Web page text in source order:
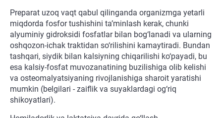
Preparat uzoq vaqt qabul qilinganda organizmga yetarli
miqdorda fosfor tushishini ta’minlash kerak, chunki
alyuminiy gidroksidi fosfatlar bilan bog‘lanadi va ularning
oshqozon-ichak traktidan so‘rilishini kamaytiradi. Bundan
tashqari, siydik bilan kalsiyning chiqarilishi ko‘payadi, bu
esa kalsiy-fosfat muvozanatining buzilishiga olib kelishi
va osteomalyatsiyaning rivojlanishiga sharoit yaratishi
mumkin (belgilari - zaiflik va suyaklardagi og‘riq
shikoyatlari).